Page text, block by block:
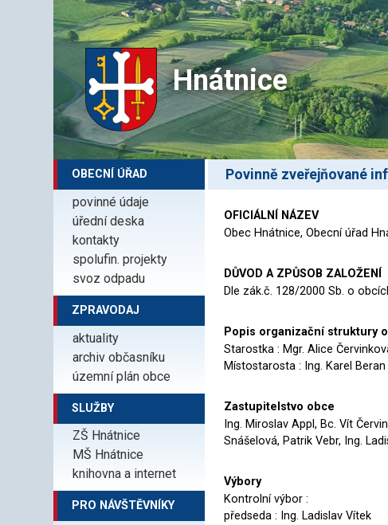
Hnátnice
OBECNÍ ÚŘAD
povinné údaje
úřední deska
kontakty
spolufin. projekty
svoz odpadu
ZPRAVODAJ
aktuality
archiv občasníku
územní plán obce
SLUŽBY
ZŠ Hnátnice
MŠ Hnátnice
knihovna a internet
PRO NÁVŠTĚVNÍKY
Povinně zveřejňované
OFICIÁLNÍ NÁZEV
Obec Hnátnice, Obecní úřad
DŮVOD A ZPŮSOB ZALOŽENÍ
Dle zák.č. 128/2000 Sb. o
Popis organizační struktury
Starostka : Mgr. Alice
Místostarosta : Ing. Karel Beran
Zastupitelstvo obce
Ing. Miroslav Appl, Bc. Vít
Snášelová, Patrik Vebr, Ing.
Výbory
Kontrolní výbor :
předseda : Ing. Ladislav Vítek